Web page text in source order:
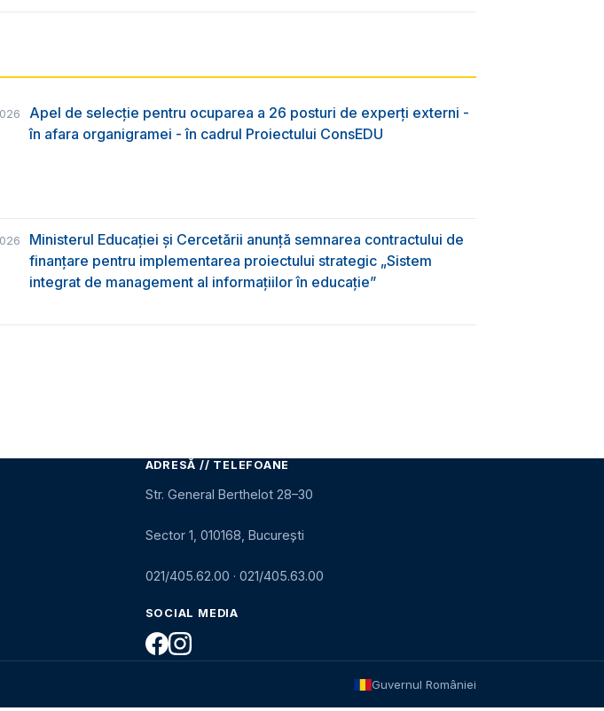
Apel de selecție pentru ocuparea a 26 posturi de experți externi -
în afara organigramei - în cadrul Proiectului ConsEDU
Ministerul Educației și Cercetării anunță semnarea contractului de
finanțare pentru implementarea proiectului strategic „Sistem
integrat de management al informațiilor în educație”
ADRESĂ // TELEFOANE
Str. General Berthelot 28–30
Sector 1, 010168, București
021/405.62.00 · 021/405.63.00
SOCIAL MEDIA
Guvernul României